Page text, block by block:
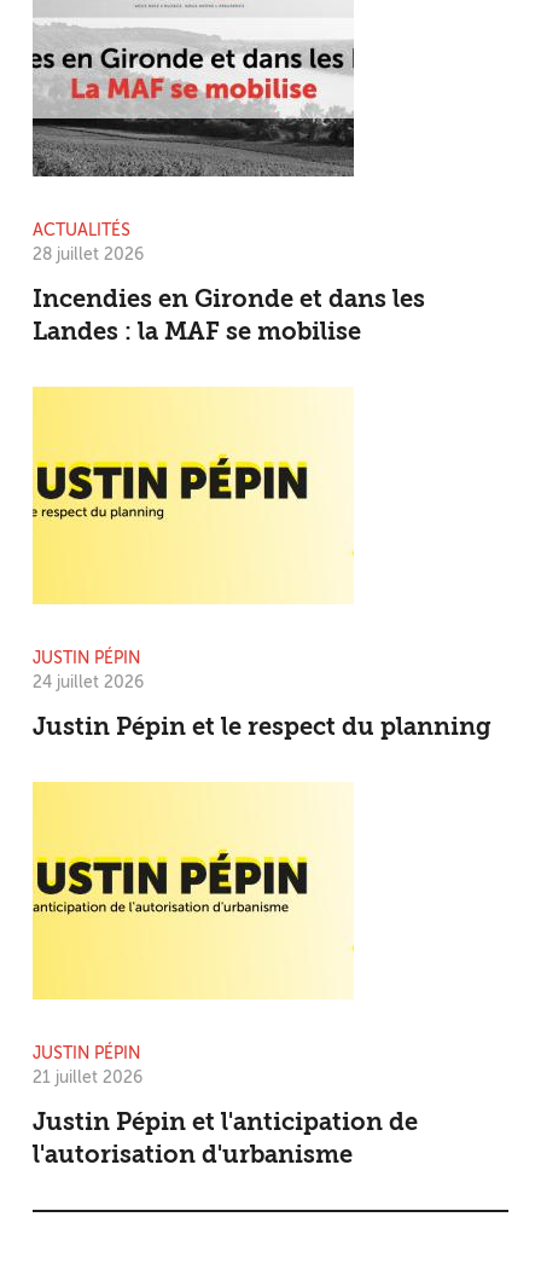
ACTUALITÉS
28 juillet 2026
Incendies en Gironde et dans les
Landes : la MAF se mobilise
JUSTIN PÉPIN
24 juillet 2026
Justin Pépin et le respect du planning
JUSTIN PÉPIN
21 juillet 2026
Justin Pépin et l'anticipation de
l'autorisation d'urbanisme